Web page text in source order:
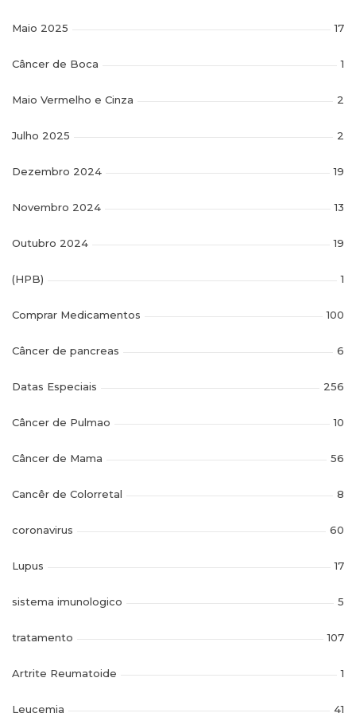
Maio 2025 17
Câncer de Boca 1
Maio Vermelho e Cinza 2
Julho 2025 2
Dezembro 2024 19
Novembro 2024 13
Outubro 2024 19
(HPB) 1
Comprar Medicamentos 100
Câncer de pancreas 6
Datas Especiais 256
Câncer de Pulmao 10
Câncer de Mama 56
Cancêr de Colorretal 8
coronavirus 60
Lupus 17
sistema imunologico 5
tratamento 107
Artrite Reumatoide 1
Leucemia 41